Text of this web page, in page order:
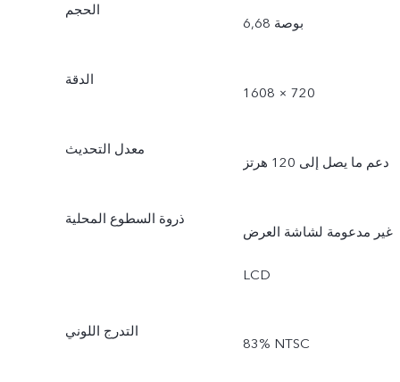
الحجم
6,68 بوصة
الدقة
1608 × 720
معدل التحديث
دعم ما يصل إلى 120 هرتز
ذروة السطوع المحلية
غير مدعومة لشاشة العرض
LCD
التدرج اللوني
‎83% NTSC